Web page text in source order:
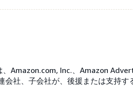
Amazon.com, Inc.、Amazon
社、子会社が、後援または支持す